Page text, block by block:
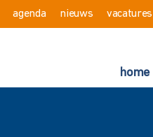
agenda nieuws vacatures
home